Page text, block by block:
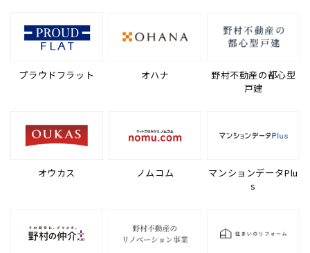
プラウドフラット オハナ
野村不動産の都心型
戸建
オウカス ノムコム
マンションデータPlu
s